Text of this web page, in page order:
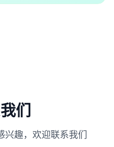
们
兴趣，欢迎联系我们